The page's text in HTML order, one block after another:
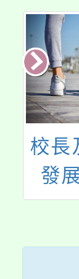
校長
發
「專
初